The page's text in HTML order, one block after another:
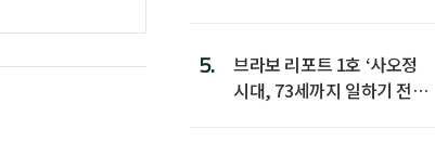
5.
브라보 리포트 1호 ‘사오정
시대, 73세까지 일하기 전략’